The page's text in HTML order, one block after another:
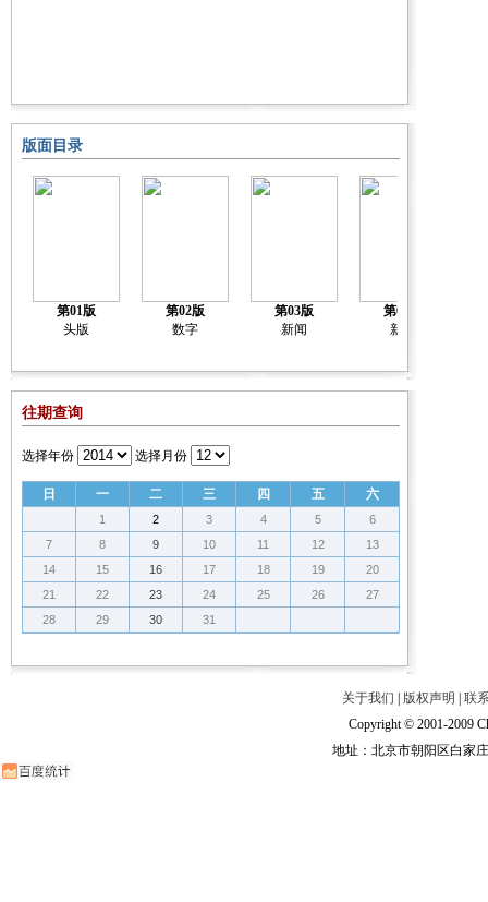
版面目录
第01版
头版
第02版
数字
第03版
新闻
第04版
新闻
往期查询
选择年份 选择月份
日 一 二 三 四 五 六
1 2 3 4 5
6
7
8 9 10 11 12
13
14
15 16 17 18 19
20
21
22 23 24 25 26
27
28
29 30 31
关于我们 版权声明
联
Copyright © 2001-2009
地址：北京市朝阳区白家